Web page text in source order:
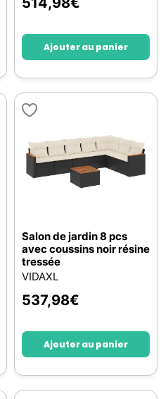
Ajouter au panier
Salon de jardin 8 pcs
avec coussins noir résine
tressée
VIDAXL
537,98€
Ajouter au panier